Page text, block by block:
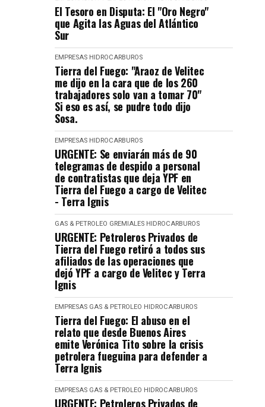
El Tesoro en Disputa: El "Oro Negro"
que Agita las Aguas del Atlántico
Sur
EMPRESAS HIDROCARBUROS
Tierra del Fuego: "Araoz de Velitec
me dijo en la cara que de los 260
trabajadores solo van a tomar 70"
Si eso es así, se pudre todo dijo
Sosa.
EMPRESAS HIDROCARBUROS
URGENTE: Se enviarán más de 90
telegramas de despido a personal
de contratistas que deja YPF en
Tierra del Fuego a cargo de Velitec
- Terra Ignis
GAS & PETROLEO GREMIALES HIDROCARBUROS
URGENTE: Petroleros Privados de
Tierra del Fuego retiró a todos sus
afiliados de las operaciones que
dejó YPF a cargo de Velitec y Terra
Ignis
EMPRESAS GAS & PETROLEO HIDROCARBUROS
Tierra del Fuego: El abuso en el
relato que desde Buenos Aires
emite Verónica Tito sobre la crisis
petrolera fueguina para defender a
Terra Ignis
EMPRESAS GAS & PETROLEO HIDROCARBUROS
URGENTE: Petroleros Privados de